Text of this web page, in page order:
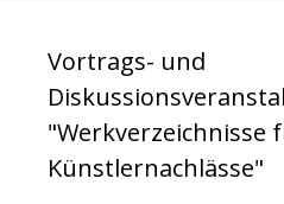
Vortrags- und
"Werkverzeichnisse
Künstlernachlässe"